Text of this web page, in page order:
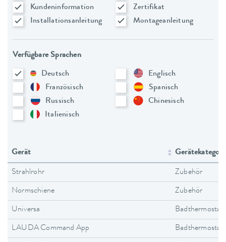
Kundeninformation
Zertifikat
Installationsanleitung
Montageanleitung
Verfügbare Sprachen
Deutsch
Englisch
Französisch
Spanisch
Russisch
Chinesisch
Italienisch
Gerät
Strahlrohr Zubehör
Normschiene Zubehör
Universa
LAUDA Command App